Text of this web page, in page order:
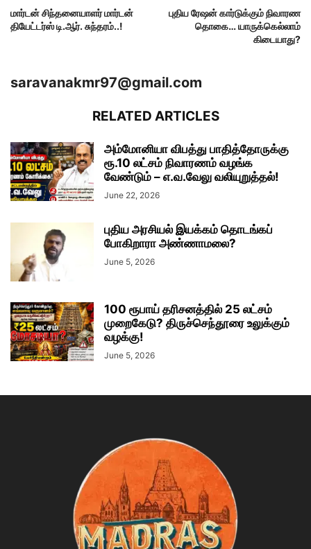
மார்டன் சிந்தனையாளர் மார்டன்
தியேட்டர்ஸ் டி.ஆர். சுந்தரம்..!
புதிய ரேஷன் கார்டுக்கும் நிவாரண
தொகை… யாருக்கெல்லாம்
கிடையாது?
saravanakmr97@gmail.com
RELATED ARTICLES
அம்மோனியா விபத்து பாதித்தோருக்கு
ரூ.10 லட்சம் நிவாரணம் வழங்க
வேண்டும் – எ.வ.வேலு வலியுறுத்தல்!
June 22, 2026
புதிய அரசியல் இயக்கம் தொடங்கப்
போகிறாரா அண்ணாமலை?
June 5, 2026
100 ரூபாய் தரிசனத்தில் 25 லட்சம்
முறைகேடு? திருச்செந்தூரை உலுக்கும்
வழக்கு!
June 5, 2026